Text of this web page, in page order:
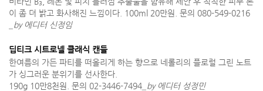
3
이 좀 더 밝고 화사해진 느낌이다. 100ml 20만원. 문의 080-549-0216
_by 에디터 신정임
딥티크 시트로넬 클래식 캔들
한여름의 가든 파티를 떠올리게 하는 향으로 네롤리의 플로럴 그린 노트
가 싱그러운 분위기를 선사한다.
190g 10만8천원. 문의 02-3446-7494 _by 에디터 성정민